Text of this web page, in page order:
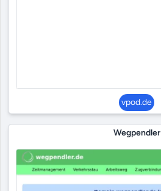
vpod.de
Wegpendler